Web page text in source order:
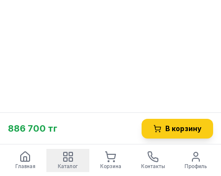
886 700 тг В корзину
Главная Каталог Корзина Контакты Профиль